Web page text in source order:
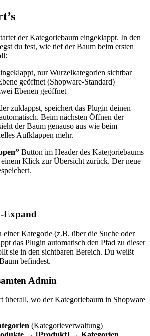
der Kategoriebaum eingeklappt. In den
du fest, wie tief der Baum beim ersten
nur Wurzelkategorien sichtbar
geöffnet (Shopware-Standard)
Ebenen geöffnet
zuklappst, speichert das Plugin deinen
Beim nächsten Öffnen der
der Baum genauso aus wie beim
Aufklappen mehr.
Button im Header des Kategoriebaums
Klick zur Übersicht zurück. Der neue
Expand
Kategorie (z.B. über die Suche oder
das Plugin automatisch den Pfad zu dieser
sie in den sichtbaren Bereich. Du weißt
befindest.
Admin
überall, wo der Kategoriebaum in Shopware
(Kategorieverwaltung)